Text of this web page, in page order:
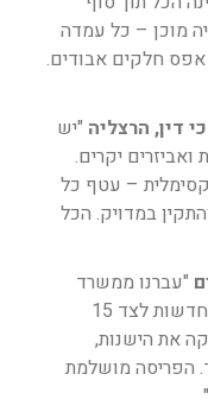
מוכן – כל עמדה
אפס חלקים אבודים.
דין, הרצליה "יש
ואביזרים יקרים.
– עטף כל
במדויק. הכל
"עברנו ממשרד
קטן למשרד גדול והוספנו 25 עמדות חדשות לצד 15
את הישנות,
הפריסה מושלמת